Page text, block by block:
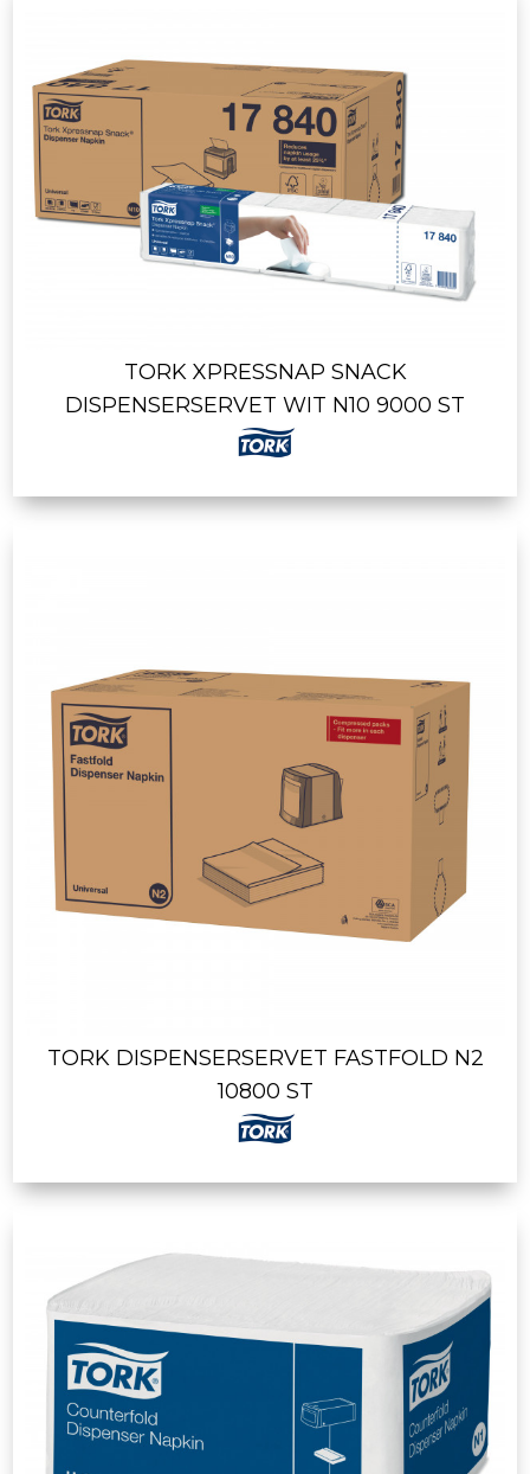
TORK XPRESSNAP SNACK
DISPENSERSERVET WIT N10 9000 ST
TORK DISPENSERSERVET FASTFOLD N2
10800 ST